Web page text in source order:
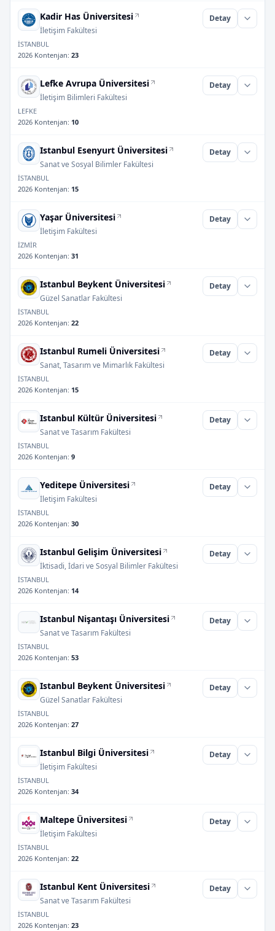
Kadir Has Üniversitesi
İletişim Fakültesi
Detay
İSTANBUL
2026 Kontenjan: 23
Lefke Avrupa Üniversitesi
İletişim Bilimleri Fakültesi
Detay
LEFKE
2026 Kontenjan: 10
Istanbul Esenyurt Üniversitesi
Sanat ve Sosyal Bilimler Fakültesi
Detay
İSTANBUL
2026 Kontenjan: 15
Yaşar Üniversitesi
İletişim Fakültesi
Detay
İZMİR
2026 Kontenjan: 31
Istanbul Beykent Üniversitesi
Güzel Sanatlar Fakültesi
Detay
İSTANBUL
2026 Kontenjan: 22
Istanbul Rumeli Üniversitesi
Sanat, Tasarım ve Mimarlık Fakültesi
Detay
İSTANBUL
2026 Kontenjan: 15
Istanbul Kültür Üniversitesi
Sanat ve Tasarım Fakültesi
Detay
İSTANBUL
2026 Kontenjan: 9
Yeditepe Üniversitesi
İletişim Fakültesi
Detay
İSTANBUL
2026 Kontenjan: 30
Istanbul Gelişim Üniversitesi
İktisadi, İdari ve Sosyal Bilimler Fakültesi
Detay
İSTANBUL
2026 Kontenjan: 14
Istanbul Nişantaşı Üniversitesi
Sanat ve Tasarım Fakültesi
Detay
İSTANBUL
2026 Kontenjan: 53
Istanbul Beykent Üniversitesi
Güzel Sanatlar Fakültesi
Detay
İSTANBUL
2026 Kontenjan: 27
Istanbul Bilgi Üniversitesi
İletişim Fakültesi
Detay
İSTANBUL
2026 Kontenjan: 34
Maltepe Üniversitesi
İletişim Fakültesi
Detay
İSTANBUL
2026 Kontenjan: 22
Istanbul Kent Üniversitesi
Sanat ve Tasarım Fakültesi
Detay
İSTANBUL
2026 Kontenjan: 23